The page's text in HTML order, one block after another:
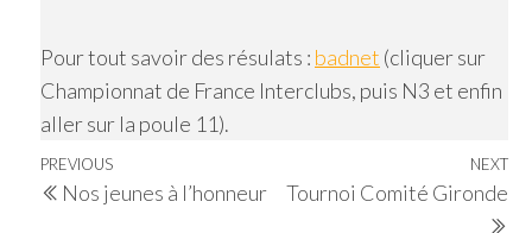
Pour tout savoir des résulats : badnet (cliquer sur
Championnat de France Interclubs, puis N3 et enfin
aller sur la poule 11).
Navigation
de
Previous
Post
PREVIOUS
Nos jeunes à l’honneur
NEXT
Tournoi Comité Gironde